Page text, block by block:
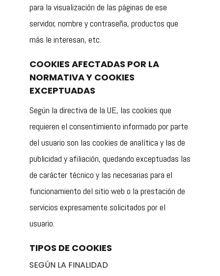
para la visualización de las páginas de ese
servidor, nombre y contraseña, productos que
más le interesan, etc.
COOKIES AFECTADAS POR LA
NORMATIVA Y COOKIES
EXCEPTUADAS
Según la directiva de la UE, las cookies que
requieren el consentimiento informado por parte
del usuario son las cookies de analítica y las de
publicidad y afiliación, quedando exceptuadas las
de carácter técnico y las necesarias para el
funcionamiento del sitio web o la prestación de
servicios expresamente solicitados por el
usuario.
TIPOS DE COOKIES
SEGÚN LA FINALIDAD